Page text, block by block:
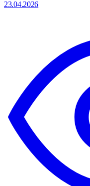
23.04.2026